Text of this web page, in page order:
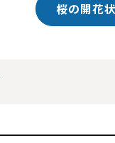
桜の開花